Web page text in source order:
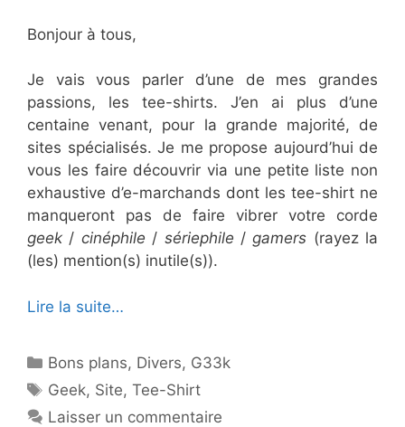
Bonjour à tous,
Je vais vous parler d’une de mes grandes
passions, les tee-shirts. J’en ai plus d’une
centaine venant, pour la grande majorité, de
sites spécialisés. Je me propose aujourd’hui de
vous les faire découvrir via une petite liste non
exhaustive d’e-marchands dont les tee-shirt ne
manqueront pas de faire vibrer votre corde
geek / cinéphile / sériephile /gamers (rayez la
(les) mention(s) inutile(s)).
Lire la suite…
Catégories
Bons plans, Divers, G33k
Étiquettes
Geek, Site,Tee-Shirt
Laisser un commentaire